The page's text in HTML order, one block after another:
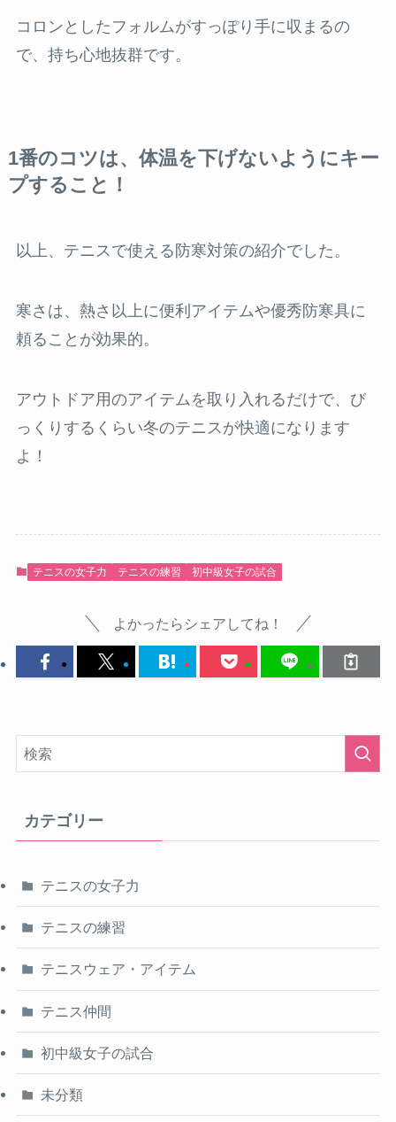
コロンとしたフォルムがすっぽり手に収まるの
で、持ち心地抜群です。
1番のコツは、体温を下げないようにキー
プすること！
以上、テニスで使える防寒対策の紹介でした。
寒さは、熱さ以上に便利アイテムや優秀防寒具に
頼ることが効果的。
アウトドア用のアイテムを取り入れるだけで、び
っくりするくらい冬のテニスが快適になります
よ！
テニスの女子力 テニスの練習 初中級女子の試合
よかったらシェアしてね！
カテゴリー
テニスの女子力
テニスの練習
テニスウェア・アイテム
テニス仲間
初中級女子の試合
未分類